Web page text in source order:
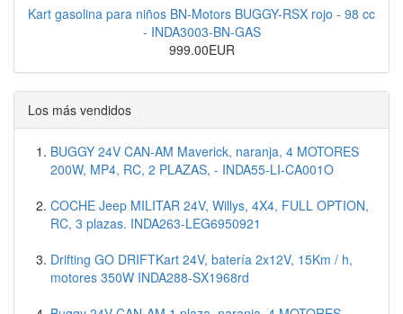
Kart gasolina para niños BN-Motors BUGGY-RSX rojo - 98 cc
- INDA3003-BN-GAS
999.00EUR
Los más vendidos
BUGGY 24V CAN-AM Maverick, naranja, 4 MOTORES
200W, MP4, RC, 2 PLAZAS, - INDA55-LI-CA001O
COCHE Jeep MILITAR 24V, Willys, 4X4, FULL OPTION,
RC, 3 plazas. INDA263-LEG6950921
Drifting GO DRIFTKart 24V, batería 2x12V, 15Km / h,
motores 350W INDA288-SX1968rd